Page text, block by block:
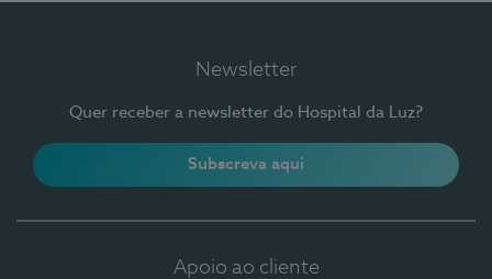
Newsletter
Quer receber a newsletter do Hospital da Luz?
Subscreva aqui
Apoio ao cliente